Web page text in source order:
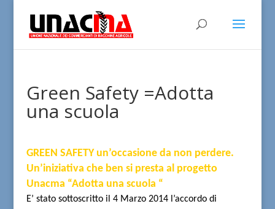
Green Safety =Adotta
una scuola
GREEN SAFETY un’occasione da non perdere.
Un’iniziativa che ben si presta al progetto
Unacma “Adotta una scuola “
E’ stato sottoscritto il 4 Marzo 2014 l’accordo di